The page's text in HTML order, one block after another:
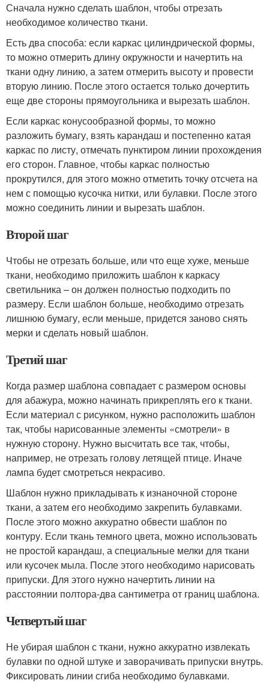
Сначала нужно сделать шаблон, чтобы отрезать
необходимое количество ткани.
Есть два способа: если каркас цилиндрической формы,
то можно отмерить длину окружности и начертить на
ткани одну линию, а затем отмерить высоту и провести
вторую линию. После этого остается только дочертить
еще две стороны прямоугольника и вырезать шаблон.
Если каркас конусообразной формы, то можно
разложить бумагу, взять карандаш и постепенно катая
каркас по листу, отмечать пунктиром линии прохождения
его сторон. Главное, чтобы каркас полностью
прокрутился, для этого можно отметить точку отсчета на
нем с помощью кусочка нитки, или булавки. После этого
можно соединить линии и вырезать шаблон.
Второй шаг
Чтобы не отрезать больше, или что еще хуже, меньше
ткани, необходимо приложить шаблон к каркасу
светильника – он должен полностью подходить по
размеру. Если шаблон больше, необходимо отрезать
лишнюю бумагу, если меньше, придется заново снять
мерки и сделать новый шаблон.
Третий шаг
Когда размер шаблона совпадает с размером основы
для абажура, можно начинать прикреплять его к ткани.
Если материал с рисунком, нужно расположить шаблон
так, чтобы нарисованные элементы «смотрели» в
нужную сторону. Нужно высчитать все так, чтобы,
например, не отрезать голову летящей птице. Иначе
лампа будет смотреться некрасиво.
Шаблон нужно прикладывать к изнаночной стороне
ткани, а затем его необходимо закрепить булавками.
После этого можно аккуратно обвести шаблон по
контуру. Если ткань темного цвета, можно использовать
не простой карандаш, а специальные мелки для ткани
или кусочек мыла. После этого необходимо нарисовать
припуски. Для этого нужно начертить линии на
расстоянии полтора-два сантиметра от границ шаблона.
Четвертый шаг
Не убирая шаблон с ткани, нужно аккуратно извлекать
булавки по одной штуке и заворачивать припуски внутрь.
Фиксировать линии сгиба необходимо булавками.